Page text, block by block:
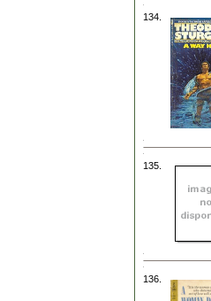
134.
135.
136.